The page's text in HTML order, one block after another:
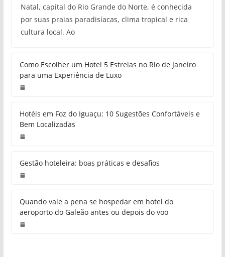
Natal, capital do Rio Grande do Norte, é conhecida
por suas praias paradisíacas, clima tropical e rica
cultura local. Ao
Como Escolher um Hotel 5 Estrelas no Rio de Janeiro
para uma Experiência de Luxo
Hotéis em Foz do Iguaçu: 10 Sugestões Confortáveis e
Bem Localizadas
Gestão hoteleira: boas práticas e desafios
Quando vale a pena se hospedar em hotel do
aeroporto do Galeão antes ou depois do voo